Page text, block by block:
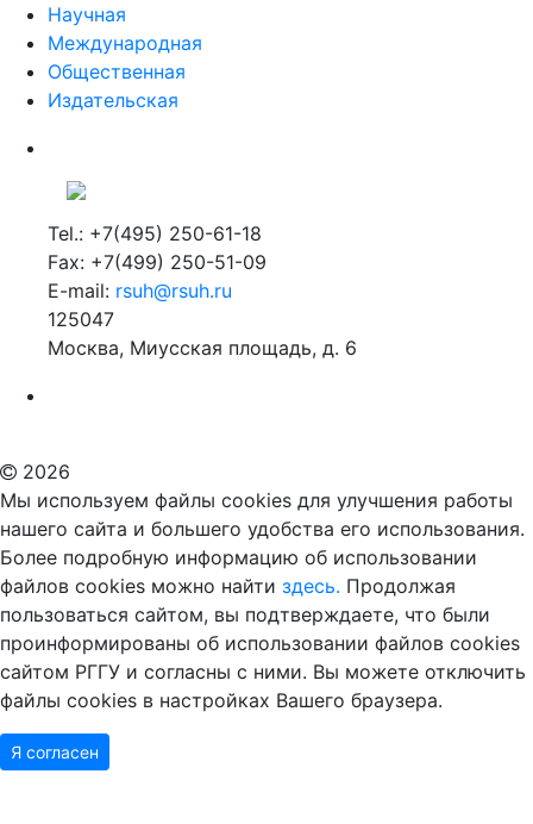
Научная
Международная
Общественная
Издательская
Tel.: +7(495) 250-61-18
Fax: +7(499) 250-51-09
E-mail: rsuh@rsuh.ru
125047
Москва, Миусская площадь, д. 6
2026
Мы используем файлы cookies для улучшения работы
нашего сайта и большего удобства его использования.
Более подробную информацию об использовании
файлов cookies можно найти здесь. Продолжая
пользоваться сайтом, вы подтверждаете, что были
проинформированы об использовании файлов cookies
сайтом РГГУ и согласны с ними. Вы можете отключить
файлы cookies в настройках Вашего браузера.
Я согласен